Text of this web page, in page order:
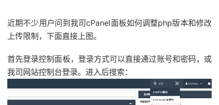
近期不少用户问到我司cPanel面板如何调整php版本和修改
上传限制，下面直接上图。
首先登录控制面板，登录方式可以直接通过账号和密码，或
我司网站控制台登录。进入后搜索：